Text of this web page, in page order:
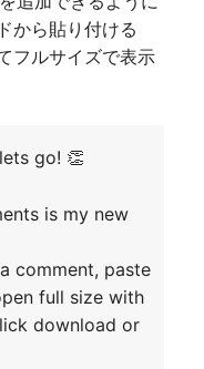
から貼り付ける
フルサイズで表示
go! 👏
is my new
comment, paste
full size with
download or